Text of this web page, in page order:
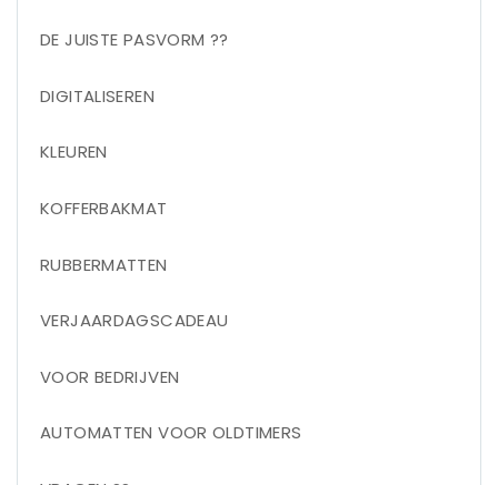
DE JUISTE PASVORM ??
DIGITALISEREN
KLEUREN
KOFFERBAKMAT
RUBBERMATTEN
VERJAARDAGSCADEAU
VOOR BEDRIJVEN
AUTOMATTEN VOOR OLDTIMERS